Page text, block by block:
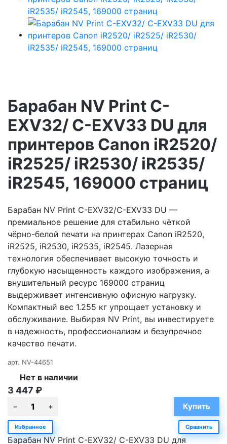
Барабан NV Print C-
EXV32/ C-EXV33 DU для
принтеров Canon iR2520/
iR2525/ iR2530/ iR2535/
iR2545, 169000 страниц
Барабан NV Print C-EXV32/C-EXV33 DU —
премиальное решение для стабильно чёткой
чёрно-белой печати на принтерах Canon iR2520,
iR2525, iR2530, iR2535, iR2545. Лазерная
технология обеспечивает высокую точность и
глубокую насыщенность каждого изображения, а
внушительный ресурс 169000 страниц
выдерживает интенсивную офисную нагрузку.
Компактный вес 1.255 кг упрощает установку и
обслуживание. Выбирая NV Print, вы инвестируете
в надежность, профессионализм и безупречное
качество печати.
арт. NV-44651
Нет в наличии
3 447 ₽
Избранное Сравнить
Барабан NV Print C-EXV32/ C-EXV33 DU для